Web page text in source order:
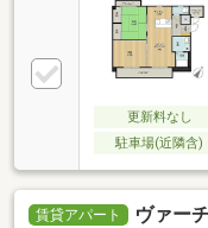
更新料なし
駐車場(近隣含)
賃貸アパート ヴァー